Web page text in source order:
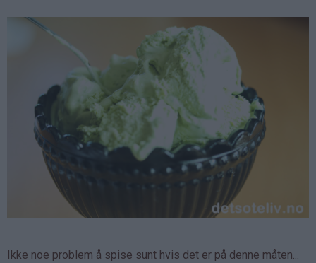
Ikke noe problem å spise sunt hvis det er på denne måten...